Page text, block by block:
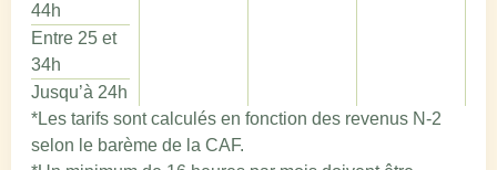
44h
Entre 25 et
34h
Jusqu’à 24h
*Les tarifs sont calculés en fonction des revenus N-2
selon le barème de la CAF.